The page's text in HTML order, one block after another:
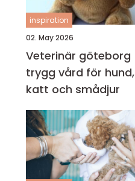
inspiration
02. May 2026
Veterinär göteborg
trygg vård för hund,
katt och smådjur